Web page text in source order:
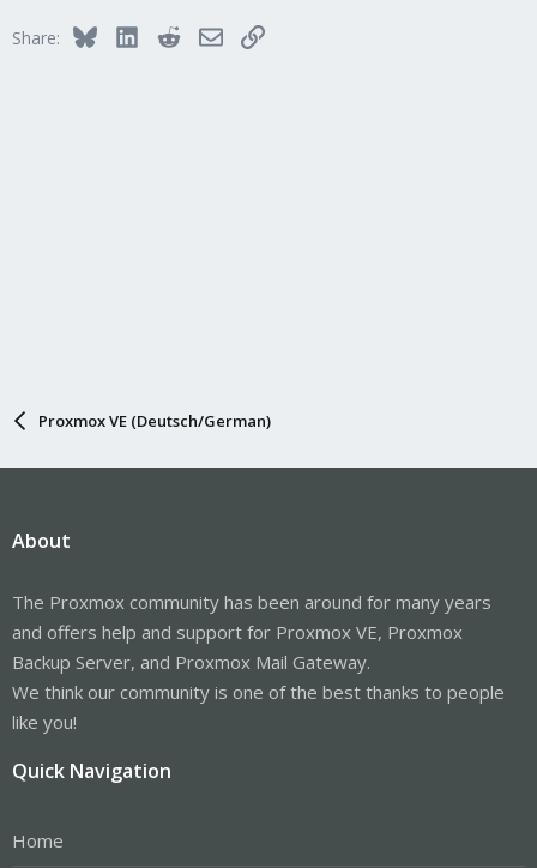
Share: BlueskyLinkedInRedditEmailLink
Proxmox VE (Deutsch/German)
About
The Proxmox community has been around for many years
and offers help and support for Proxmox VE, Proxmox
Backup Server, and Proxmox Mail Gateway.
We think our community is one of the best thanks to people
like you!
Quick Navigation
Home